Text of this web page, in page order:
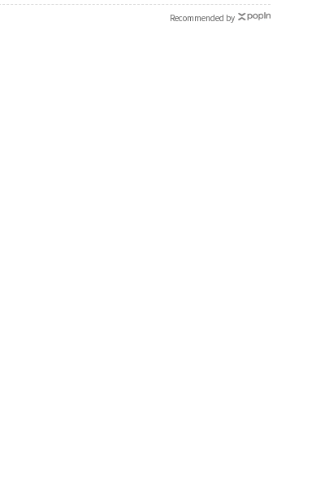
Recommended by